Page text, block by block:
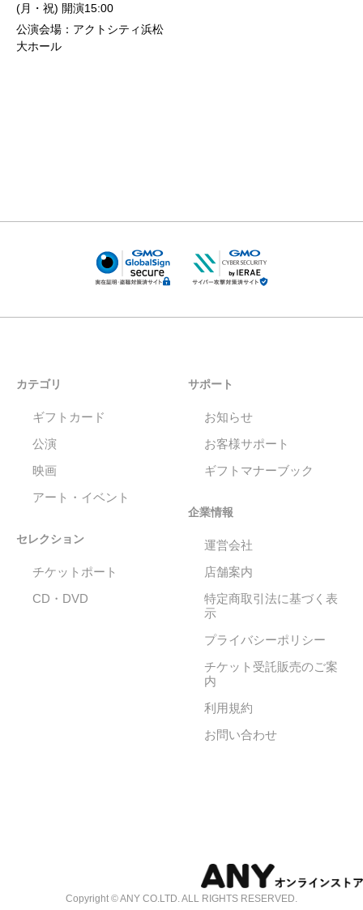
(月・祝) 開演15:00
公演会場：アクトシティ浜松
大ホール
カテゴリ
ギフトカード
公演
映画
アート・イベント
セレクション
チケットポート
CD・DVD
サポート
お知らせ
お客様サポート
ギフトマナーブック
企業情報
運営会社
店舗案内
特定商取引法に基づく表
示
プライバシーポリシー
チケット受託販売のご案
内
利用規約
お問い合わせ
Copyright © ANY CO.LTD. ALL RIGHTS RESERVED.